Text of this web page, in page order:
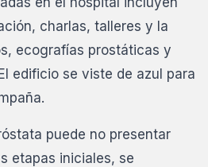
charlas, talleres y la
ecografías prostáticas y
edificio se viste de azul para
puede no presentar
etapas iniciales, se